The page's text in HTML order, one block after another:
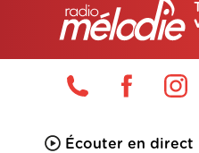
Écouter en direct